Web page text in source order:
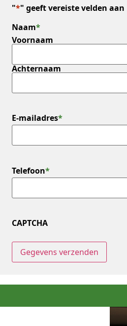
"*" geeft vereiste velden aan
Naam*
Voornaam
Achternaam
E-mailadres*
Telefoon*
CAPTCHA